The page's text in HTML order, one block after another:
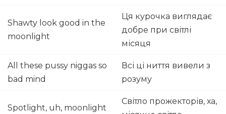
Shawty look good in the
moonlight
Ця курочка виглядає
добре при світлі
місяця
All these pussy niggas so
bad mind
Всі ці ниття вивели з
розуму
Spotlight, uh, moonlight
Світло прожекторів, ха,